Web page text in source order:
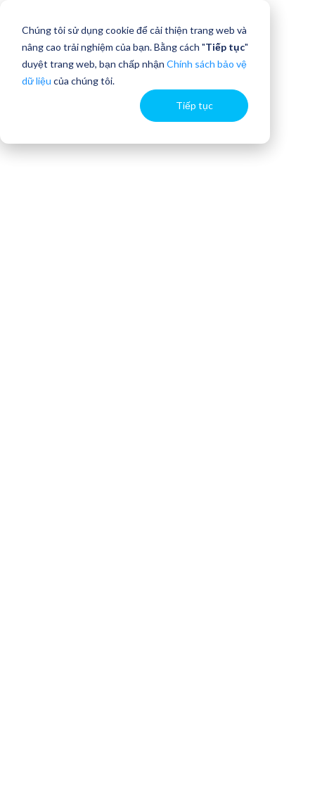
Chúng tôi sử dụng cookie để cải thiện trang web và
nâng cao trải nghiệm của bạn. Bằng cách "Tiếp tục"
duyệt trang web, bạn chấp nhận Chính sách bảo vệ
dữ liệu của chúng tôi.
Tiếp tục